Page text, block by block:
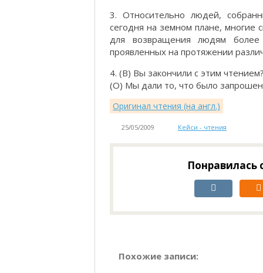
3. Относительно людей,
сегодня на земном плане, многие
для возвращения людям более
проявленных на протяжении
4. (В) Вы закончили с этим чтением?
(О) Мы дали то, что было
Оригинал чтения (на англ.)
25/05/2009 Кейси - чтения
Понравилась
Похожие записи: